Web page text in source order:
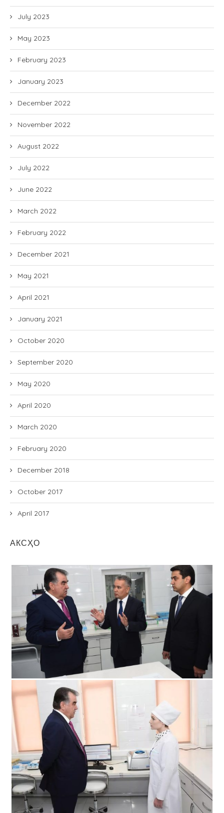
July 2023
May 2023
February 2023
January 2023
December 2022
November 2022
August 2022
July 2022
June 2022
March 2022
February 2022
December 2021
May 2021
April 2021
January 2021
October 2020
September 2020
May 2020
April 2020
March 2020
February 2020
December 2018
October 2017
April 2017
АКСҲО